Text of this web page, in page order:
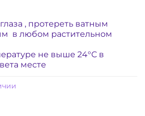
, протереть ватным
в любом растительном
не выше 24°С в
месте